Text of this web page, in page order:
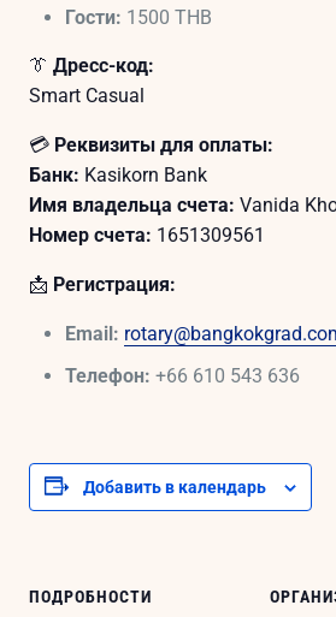
Гости: 1500 THB
👔Дресс-код:
Smart Casual
💳 Реквизиты для оплаты:
Банк: Kasikorn Bank
Имя владельца счета: Vanida
Номер счета: 1651309561
📩 Регистрация:
Email:
Телефон: +66 610 543 636
Добавить в календарь
ПОДРОБНОСТИ